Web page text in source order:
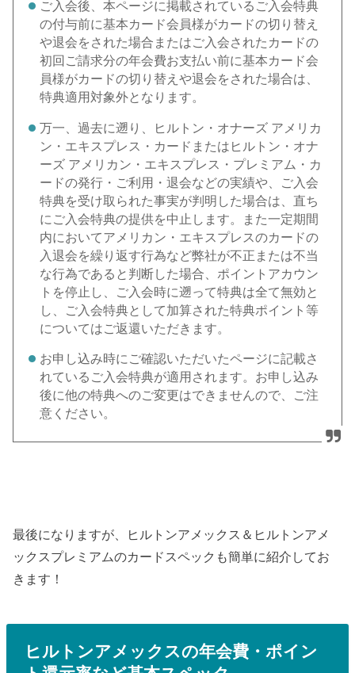
ご入会後、本ページに掲載されているご入会特典
の付与前に基本カード会員様がカードの切り替え
や退会をされた場合またはご入会されたカードの
初回ご請求分の年会費お支払い前に基本カード会
員様がカードの切り替えや退会をされた場合は、
特典適用対象外となります。
万一、過去に遡り、ヒルトン・オナーズ アメリカ
ン・エキスプレス・カードまたはヒルトン・オナ
ーズ アメリカン・エキスプレス・プレミアム・カ
ードの発行・ご利用・退会などの実績や、ご入会
特典を受け取られた事実が判明した場合は、直ち
にご入会特典の提供を中止します。また一定期間
内においてアメリカン・エキスプレスのカードの
入退会を繰り返す行為など弊社が不正または不当
な行為であると判断した場合、ポイントアカウン
トを停止し、ご入会時に遡って特典は全て無効と
し、ご入会特典として加算された特典ポイント等
についてはご返還いただきます。
お申し込み時にご確認いただいたページに記載さ
れているご入会特典が適用されます。お申し込み
後に他の特典へのご変更はできませんので、ご注
意ください。
最後になりますが、ヒルトンアメックス＆ヒルトンアメ
ックスプレミアムのカードスペックも簡単に紹介してお
きます！
ヒルトンアメックスの年会費・ポイン